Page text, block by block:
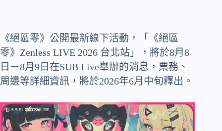
《絕區零》公開最新線下活動，「《絕區
零》Zenless LIVE 2026 台北站」，將於8月8
日－8月9日在SUB Live舉辦的消息，票務、
周邊等詳細資訊，將於2026年6月中旬釋出。